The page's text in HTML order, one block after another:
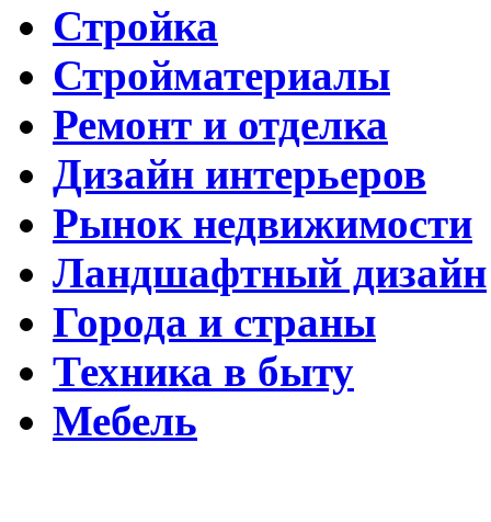
Стройка
Стройматериалы
Ремонт и отделка
Дизайн интерьеров
Рынок недвижимости
Ландшафтный дизайн
Города и страны
Техника в быту
Мебель